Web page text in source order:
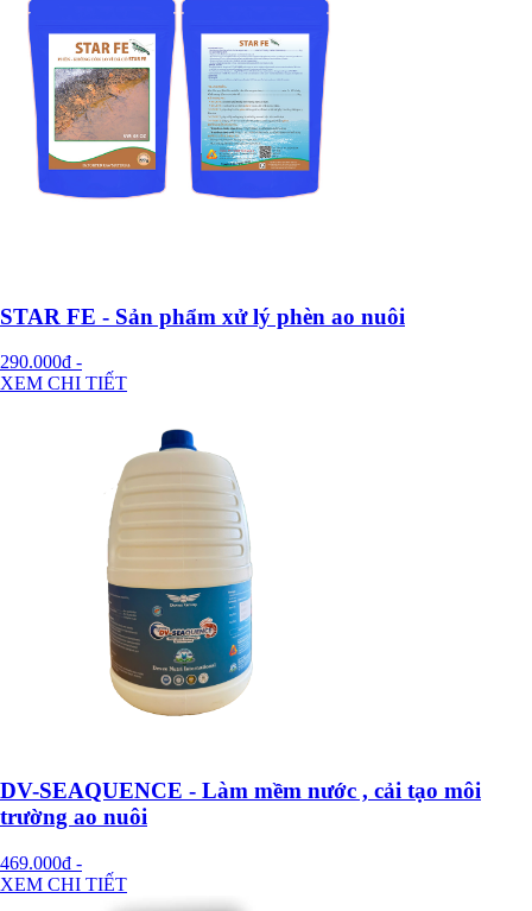
STAR FE - Sản phẩm xử lý phèn ao nuôi
290.000đ -
XEM CHI TIẾT
DV-SEAQUENCE - Làm mềm nước , cải tạo môi
trường ao nuôi
469.000đ -
XEM CHI TIẾT